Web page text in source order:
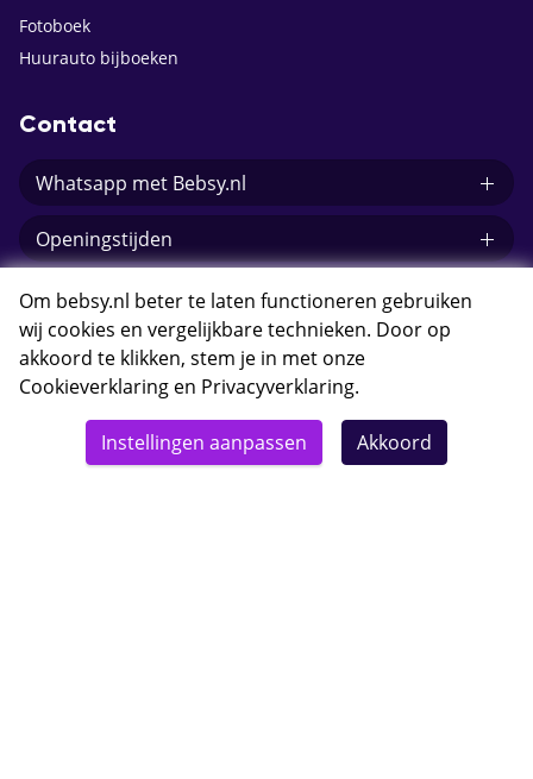
Fotoboek
Huurauto bijboeken
Contact
Whatsapp met Bebsy.nl
Openingstijden
E-mail Bebsy.nl
© 2026 Bebsy.nl
Om bebsy.nl beter te laten functioneren gebruiken
wij cookies en vergelijkbare technieken. Door op
akkoord te klikken, stem je in met onze
Cookieverklaring en Privacyverklaring.
Instellingen aanpassen Akkoord